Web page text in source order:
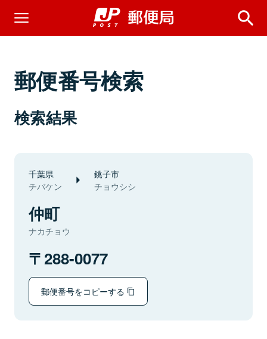
郵便番号検索
検索結果
千葉県
チバケン
銚子市
チョウシシ
仲町
ナカチョウ
288-0077
郵便番号をコピーする